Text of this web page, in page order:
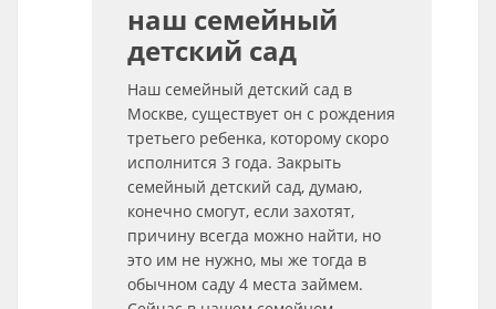
наш семейный
детский сад
Наш семейный детский сад в
Москве, существует он с рождения
третьего ребенка, которому скоро
исполнится 3 года. Закрыть
семейный детский сад, думаю,
конечно смогут, если захотят,
причину всегда можно найти, но
это им не нужно, мы же тогда в
обычном саду 4 места займем.